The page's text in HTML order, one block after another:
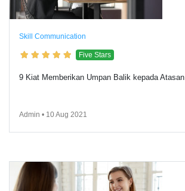
Skill Communication
Five Stars
9 Kiat Memberikan Umpan Balik kepada Atasan
Admin • 10 Aug 2021